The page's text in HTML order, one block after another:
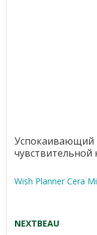
Успокаивающий
чувствительной
Wish Planner Cera
NEXTBEAU